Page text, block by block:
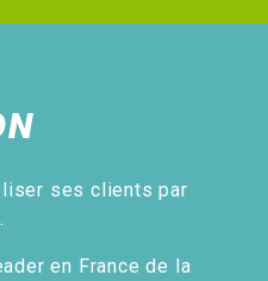
ses clients par
en France de la